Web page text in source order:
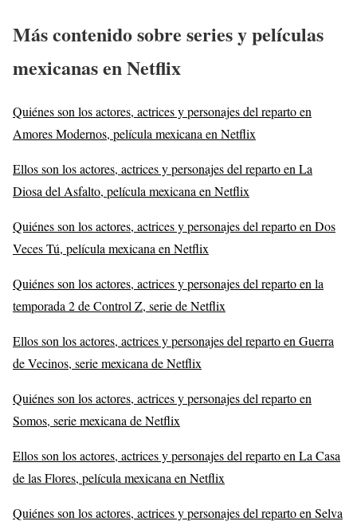
Máscontenido sobre series y películas
mexicanas en Netflix
Quiénes son los actores, actrices y personajes del reparto en
Amores Modernos, película mexicana en Netflix
Ellos son los actores, actrices y personajes del reparto en La
Diosa del Asfalto, película mexicana en Netflix
Quiénes son los actores, actrices y personajes del reparto en Dos
Veces Tú, película mexicana en Netflix
Quiénes son los actores, actrices y personajes del reparto en la
temporada 2 de Control Z, serie de Netflix
Ellos son los actores, actrices y personajes del reparto en Guerra
de Vecinos, serie mexicana de Netflix
Quiénes son los actores, actrices y personajes del reparto en
Somos, serie mexicana de Netflix
Ellos son los actores, actrices y personajes del reparto en La Casa
de las Flores, película mexicana en Netflix
Quiénes son los actores, actrices y personajes del reparto en Selva